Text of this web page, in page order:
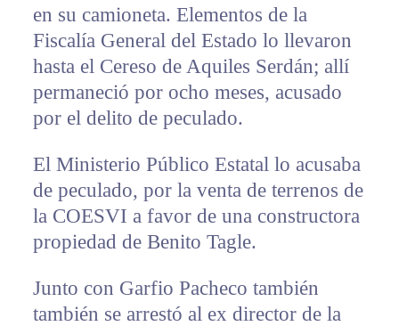
en su camioneta. Elementos de la
Fiscalía General del Estado lo llevaron
hasta el Cereso de Aquiles Serdán; allí
permaneció por ocho meses, acusado
por el delito de peculado.
El Ministerio Público Estatal lo acusaba
de peculado, por la venta de terrenos de
la COESVI a favor de una constructora
propiedad de Benito Tagle.
Junto con Garfio Pacheco también
también se arrestó al ex director de la